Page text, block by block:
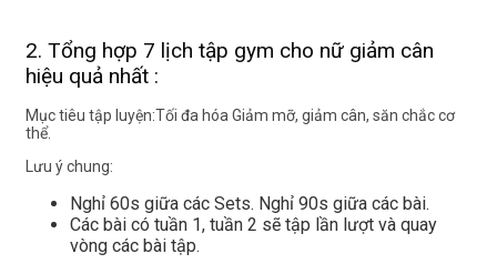
2. Tổng hợp 7 lịch tập gym cho nữ giảm cân
hiệu quả nhất :
Mục tiêu tập luyện:Tối đa hóa Giảm mỡ, giảm cân, săn chắc cơ
thể.
Lưu ý chung:
Nghỉ 60s giữa các Sets. Nghỉ 90s giữa các bài.
Các bài có tuần 1, tuần 2 sẽ tập lần lượt và quay
vòng các bài tập.